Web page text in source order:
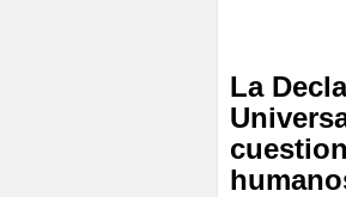
La